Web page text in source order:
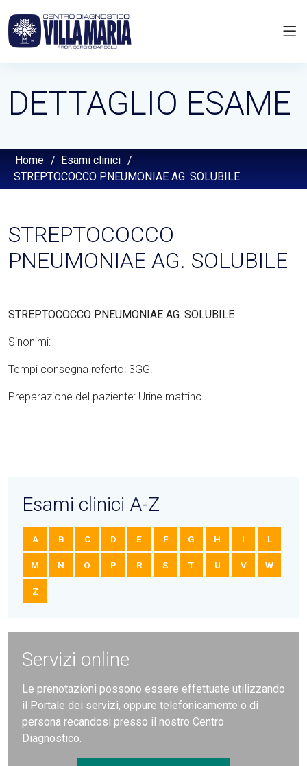
DETTAGLIO ESAME
Home / Esami clinici /
STREPTOCOCCO PNEUMONIAE AG. SOLUBILE
STREPTOCOCCO
PNEUMONIAE AG. SOLUBILE
STREPTOCOCCO PNEUMONIAE AG. SOLUBILE
Sinonimi:
Tempi consegna referto: 3GG.
Preparazione del paziente: Urine mattino
Esami clinici A-Z
A B C D E F G H I L
M N O P R S T U V W
Z
Servizi online
Le prenotazioni possono essere effettuate utilizzando
il Portale dei servizi, oppure telefonicamente o di
persona recandosi presso il nostro Centro
Diagnostico.